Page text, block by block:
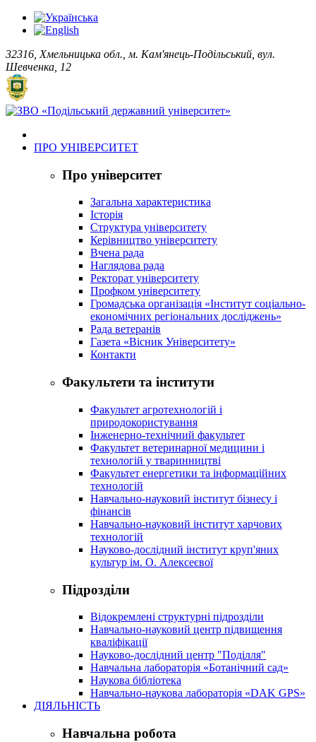
32316, Хмельницька обл., м. Кам'янець-Подільський, вул.
Шевченка, 12
ПРО УНІВЕРСИТЕТ
Про університет
Загальна характеристика
Історія
Структура університету
Керівництво університету
Вчена рада
Наглядова рада
Ректорат університету
Профком університету
Громадська організація «Інститут соціально-
економічних регіональних досліджень»
Рада ветеранів
Газета «Вісник Університету»
Контакти
Факультети та інститути
Факультет агротехнологій і
природокористування
Інженерно-технічний факультет
Факультет ветеринарної медицини і
технологій у тваринництві
Факультет енергетики та інформаційних
технологій
Навчально-науковий інститут бізнесу і
фінансів
Навчально-науковий інститут харчових
технологій
Науково-дослідний інститут круп'яних
культур ім. О. Алексеєвої
Підрозділи
Відокремлені структурні підрозділи
Навчально-науковий центр підвищення
кваліфікації
Науково-дослідний центр "Поділля"
Навчальна лабораторія «Ботанічний сад»
Наукова бібліотека
Навчально-наукова лабораторія «DAK GPS»
ДІЯЛЬНІСТЬ
Навчальна робота